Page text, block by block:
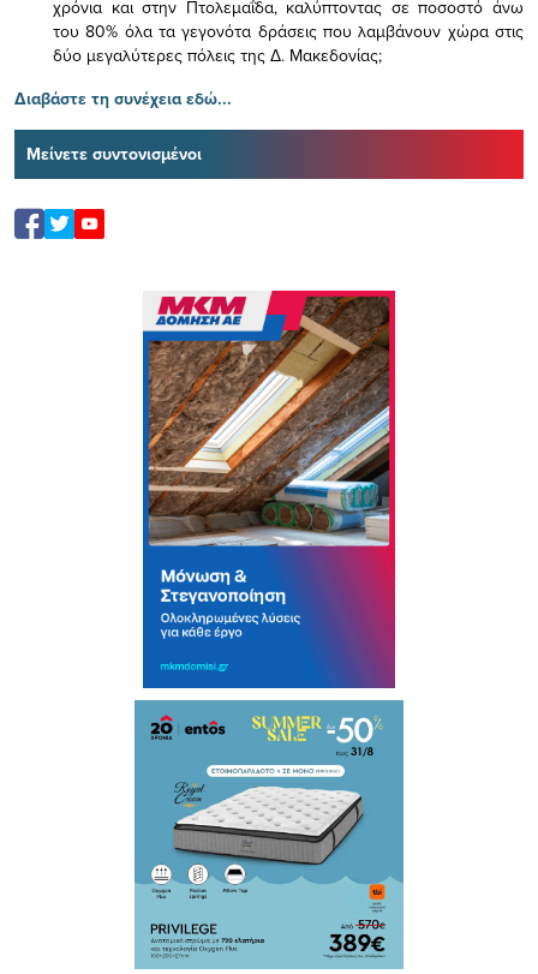
χρόνια και στην Πτολεμαΐδα, καλύπτοντας σε ποσοστό άνω
του 80% όλα τα γεγονότα δράσεις που λαμβάνουν χώρα στις
δύο μεγαλύτερες πόλεις της Δ. Μακεδονίας;
Διαβάστε τη συνέχεια εδώ...
Μείνετε συντονισμένοι